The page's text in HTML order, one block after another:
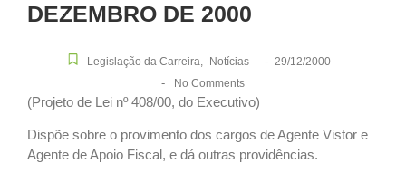
DEZEMBRO DE 2000
Legislação da Carreira, Notícias - 29/12/2000
- No Comments
(Projeto de Lei nº 408/00, do Executivo)
Dispõe sobre o provimento dos cargos de Agente Vistor e
Agente de Apoio Fiscal, e dá outras providências.